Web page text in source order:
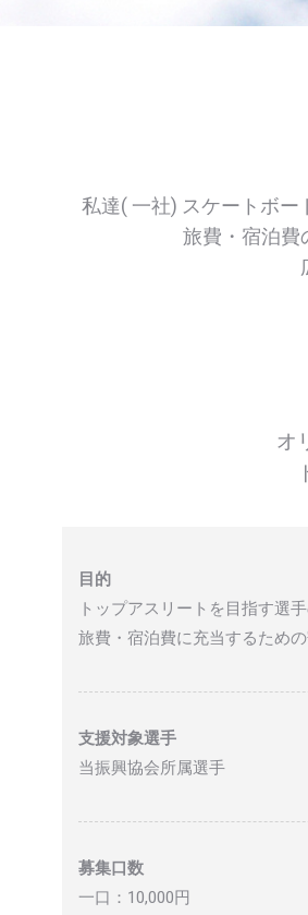
私達( 一社) スケートボ
旅費・宿泊費
オ
目的
トップアスリートを目指す選
旅費・宿泊費に充当するための
支援対象選手
当振興協会所属選手
募集口数
一口：10,000円